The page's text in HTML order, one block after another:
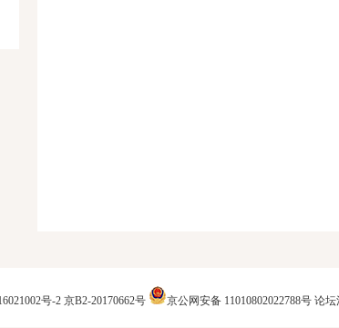
号-2京B2-20170662号 京公网安备 11010802022788号 论坛